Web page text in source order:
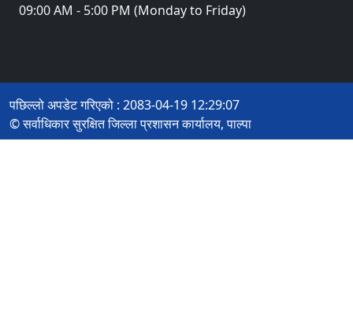
09:00 AM - 5:00 PM (Monday to Friday)
पछिल्लो अपडेट गरिएको : 2083-04-19 12:29:07
© सर्वाधिकार सुरक्षित जिल्ला प्रशासन कार्यालय, पाल्पा